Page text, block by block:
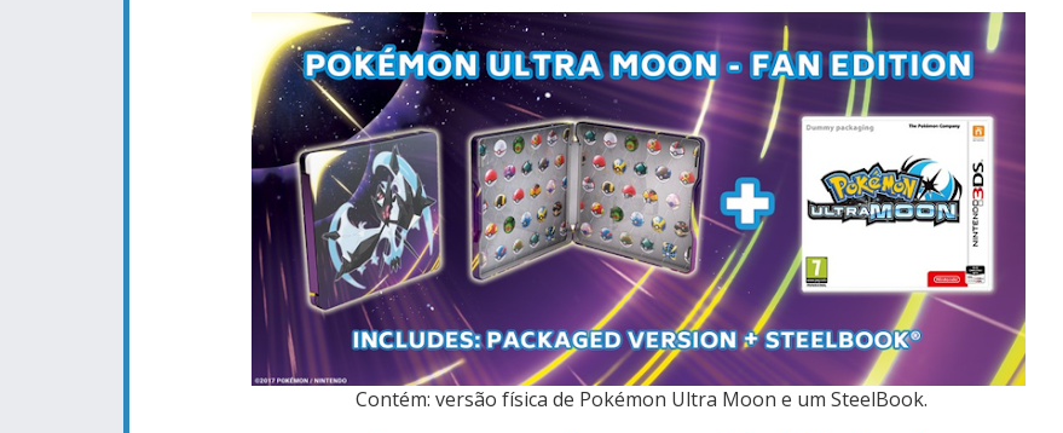
Contém: versão física de Pokémon Ultra Moon e um SteelBook.